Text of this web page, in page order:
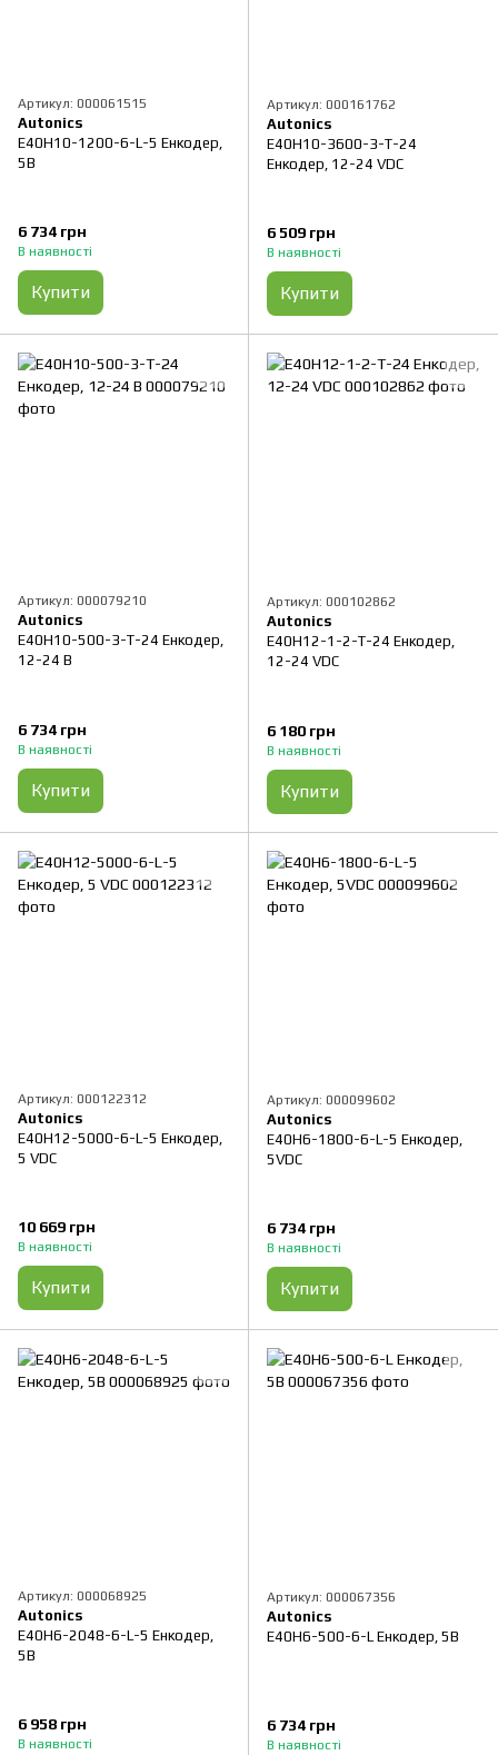
Артикул: 000061515
Autonics
E40H10-1200-6-L-5 Енкодер,
5B
6 734 грн
В наявності
Купити
Артикул: 000161762
Autonics
E40H10-3600-3-T-24
Енкодер, 12-24 VDC
6 509 грн
В наявності
Купити
Артикул: 000079210
Autonics
E40H10-500-3-T-24 Енкодер,
12-24 B
6 734 грн
В наявності
Купити
Артикул: 000102862
Autonics
E40H12-1-2-T-24 Енкодер,
12-24 VDC
6 180 грн
В наявності
Купити
Артикул: 000122312
Autonics
E40H12-5000-6-L-5 Енкодер,
5 VDC
10 669 грн
В наявності
Купити
Артикул: 000099602
Autonics
E40H6-1800-6-L-5 Енкодер,
5VDC
6 734 грн
В наявності
Купити
Артикул: 000068925
Autonics
E40H6-2048-6-L-5 Енкодер,
5B
6 958 грн
В наявності
Артикул: 000067356
Autonics
E40H6-500-6-L Енкодер, 5B
6 734 грн
В наявності